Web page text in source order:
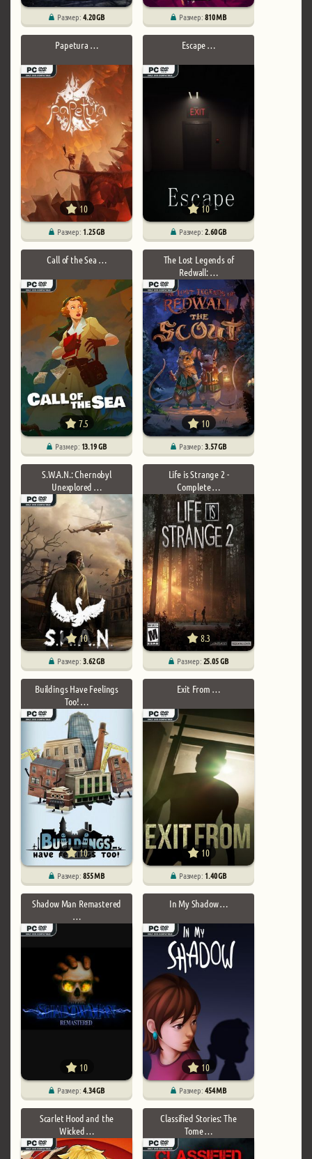
Размер:4.20 GB Размер:810 MB
Papetura …
10
Размер: 1.25 GB
Escape …
10
Размер:2.60 GB
Call of the Sea …
7.5
Размер: 13.19 GB
The Lost Legends of
Redwall: …
10
Размер:3.57 GB
S.W.A.N.: Chernobyl
Unexplored …
10
Размер:3.62 GB
Life is Strange 2 -
Complete …
8.3
Размер:25.05 GB
Buildings Have Feelings
Too! …
10
Размер:855 MB
Exit From …
10
Размер: 1.40 GB
Shadow Man Remastered
…
10
Размер:4.34 GB
In My Shadow …
10
Размер:454 MB
Scarlet Hood and the
Wicked …
Classified Stories: The
Tome …